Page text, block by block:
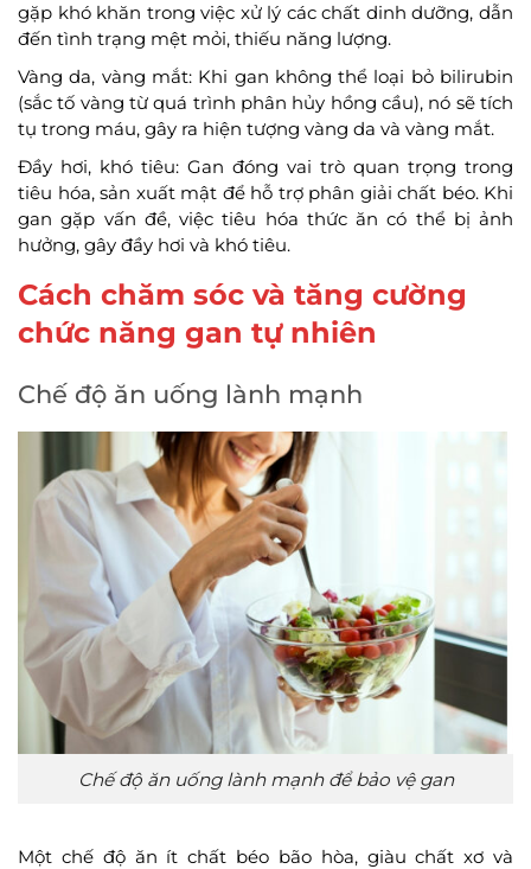
gặp khó khăn trong việc xử lý các chất dinh dưỡng, dẫn
đến tình trạng mệt mỏi, thiếu năng lượng.
Vàng da, vàng mắt: Khi gan không thể loại bỏ bilirubin
(sắc tố vàng từ quá trình phân hủy hồng cầu), nó sẽ tích
tụ trong máu, gây ra hiện tượng vàng da và vàng mắt.
Đầy hơi, khó tiêu: Gan đóng vai trò quan trọng trong
tiêu hóa, sản xuất mật để hỗ trợ phân giải chất béo. Khi
gan gặp vấn đề, việc tiêu hóa thức ăn có thể bị ảnh
hưởng, gây đầy hơi và khó tiêu.
Cách chăm sóc và tăng cường
chức năng gan tự nhiên
Chế độ ăn uống lành mạnh
Chế độ ăn uống lành mạnh để bảo vệ gan
Một chế độ ăn ít chất béo bão hòa, giàu chất xơ và